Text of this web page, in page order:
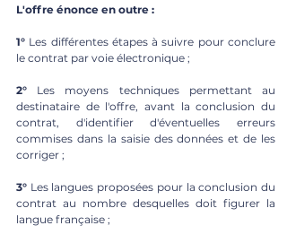
L'offre énonce en outre :
1° Les différentes étapes à suivre pour conclure
le contrat par voie électronique ;
2° Les moyens techniques permettant au
destinataire de l'offre, avant la conclusion du
contrat, d'identifier d'éventuelles erreurs
commises dans la saisie des données et de les
corriger ;
3° Les langues proposées pour la conclusion du
contrat au nombre desquelles doit figurer la
langue française ;